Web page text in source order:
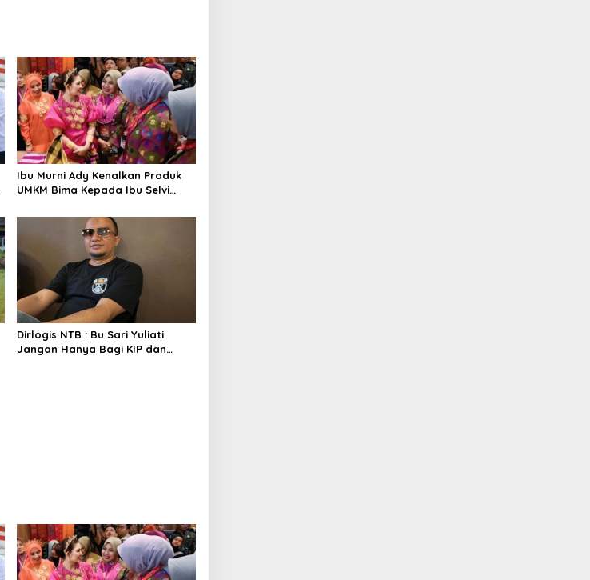
Ibu Murni Ady Kenalkan Produk
UMKM Bima Kepada Ibu Selvi
Dirlogis NTB : Bu Sari Yuliati
Jangan Hanya Bagi KIP dan